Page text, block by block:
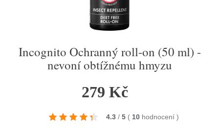
Incognito Ochranný roll-on (50 ml) -
nevoní obtížnému hmyzu
279 Kč
4.3 / 5 ( 10 hodnocení )